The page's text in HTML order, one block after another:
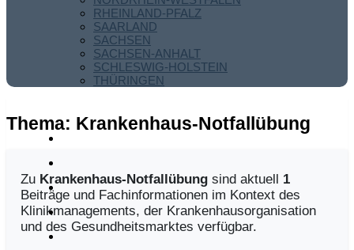
RHEINLAND-PFALZ
SAARLAND
SACHSEN
SACHSEN-ANHALT
SCHLESWIG-HOLSTEIN
THÜRINGEN
Thema: Krankenhaus-Notfallübung
Zu Krankenhaus-Notfallübung sind aktuell 1
Beiträge und Fachinformationen im Kontext des
Klinikmanagements, der Krankenhausorganisation
und des Gesundheitsmarktes verfügbar.